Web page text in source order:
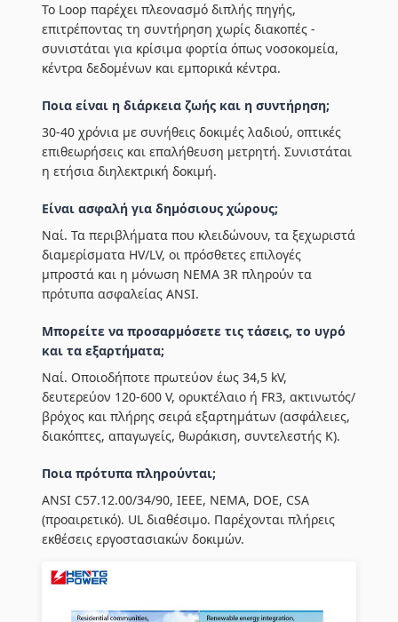
Το Loop παρέχει πλεονασμό διπλής πηγής,
επιτρέποντας τη συντήρηση χωρίς διακοπές -
συνιστάται για κρίσιμα φορτία όπως νοσοκομεία,
κέντρα δεδομένων και εμπορικά κέντρα.
Ποια είναι η διάρκεια ζωής και η συντήρηση;
30-40 χρόνια με συνήθεις δοκιμές λαδιού, οπτικές
επιθεωρήσεις και επαλήθευση μετρητή. Συνιστάται
η ετήσια διηλεκτρική δοκιμή.
Είναι ασφαλή για δημόσιους χώρους;
Ναί. Τα περιβλήματα που κλειδώνουν, τα ξεχωριστά
διαμερίσματα HV/LV, οι πρόσθετες επιλογές
μπροστά και η μόνωση NEMA 3R πληρούν τα
πρότυπα ασφαλείας ANSI.
Μπορείτε να προσαρμόσετε τις τάσεις, το υγρό
και τα εξαρτήματα;
Ναί. Οποιοδήποτε πρωτεύον έως 34,5 kV,
δευτερεύον 120-600 V, ορυκτέλαιο ή FR3, ακτινωτός/
βρόχος και πλήρης σειρά εξαρτημάτων (ασφάλειες,
διακόπτες, απαγωγείς, θωράκιση, συντελεστής Κ).
Ποια πρότυπα πληρούνται;
ANSI C57.12.00/34/90, IEEE, NEMA, DOE, CSA
(προαιρετικό). UL διαθέσιμο. Παρέχονται πλήρεις
εκθέσεις εργοστασιακών δοκιμών.